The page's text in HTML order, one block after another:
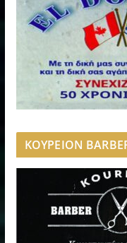
ΚΟΥΡΕΙΟΝ